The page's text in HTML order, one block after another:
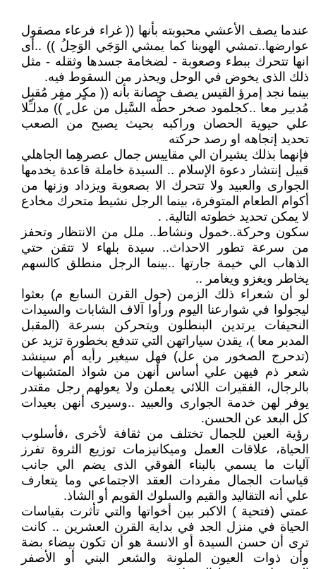
عندما يصف الأعشي محبوبته بأنها (( غراء فرعاء مصقول
عوارضها..تمشي الهوينا كما يمشي الوَجَي الوَحِلُ )) ..أى
انها تتحرك ببطء وصعوبة - لضخامة جسدها وثقله - مثل
ذلك الذى يخوض في الوحل ويحذر من السقوط فيه.
بينما نجد إمرؤ القيس يصف حصانة بأنه (( مكٍر مفٍر مُقبِل
مُدبـِر معا ..كجلمود صخر حطَّه السَّيل من عل ٍ )) مدلـِّلا
علي حيوية الحصان وراكبه بحيث يصبح من الصعب
تحديد إتجاهه او رصد حركته
فإنهما بذلك يشيران الي مقاييس جمال عصرهِما الجاهلي
قبيل إنتشار دعوة الإسلام .. السيدة خاملة قاعدة يخدمها
الجوارى والعبيد ولا تتحرك الا بصعوبة ويزداد وزنها من
أكوام الطعام المتوفرة، بينما الرجل نشيط متحرك مخادع
لا يمكن تحديد خطوته التالية. .
سكون وحركة..خمول ونشاط.. ملل من الانتظار وتحفز
من سرعة تطور الاحداث.. سيدة بلهاء لا تتقن حتي
الذهاب الي خيمة جارتها ..بينما الرجل منطلق كالسهم
يخاطر ويغزو ويغامر ..
لو أن شعراء ذلك الزمن (حول القرن السابع م) بعثوا
ليجولوا في شوارعنا اليوم ورأوا آلاف الشابات والسيدات
النحيفات يرتدين البنطلون ويتحركن بسرعة (المقبل
المدبر معا )، يقدن سياراتهن التي تندفع بخطورة تزيد عن
(تدحرج الصخور من عل) فهل سيغير رأيه أم سينشد
شعر ذم فيهن علي أساس أنهن من شواذ المتشبهات
بالرجال، الفقيرات اللائي يعملن ولا يعولهم رجل مقتدر
يوفر لهن خدمة الجوارى والعبيد ..وسيرى أنهن بعيدات
كل البعد عن الحسن.
رؤية العين للجمال تختلف من ثقافة لأخرى ،فأسلوب
الحياة، علاقات العمل وميكانيزمات توزيع الثروة تفرز
آليات ما يسمي بالبناء الفوقي الذى يضم الي جانب
قياسات الجمال مفردات العقد الاجتماعي وما يتعارف
علي أنه التقاليد والقيم والسلوك القويم أو الشاذ.
عمتي (فتحية ) الاكبر بين أخواتها والتي تأثرت بقياسات
الحياة في منزل الجد في بداية القرن العشرين .. كانت
ترى أن حسن السيدة أو الانسة هو أن تكون بيضاء بضة
وأن ذوات العيون الملونة والشعر البني أو الأصفر